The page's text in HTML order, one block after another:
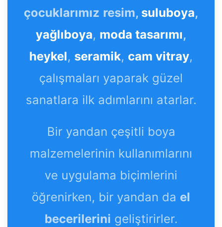
çocuklarımız resim, suluboya,
yağlıboya, moda tasarımı,
heykel, seramik, cam vitray,
çalışmaları yaparak güzel
sanatlara ilk adımlarını atarlar.
Bir yandan çeşitli boya
malzemelerinin kullanımlarını
ve uygulama biçimlerini
öğrenirken, bir yandan da el
becerilerini geliştirirler.